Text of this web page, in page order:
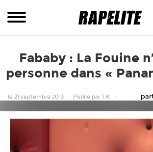
Fababy : La Fouine
personne dans «
le 21 septembre 2013 Publié par T.K